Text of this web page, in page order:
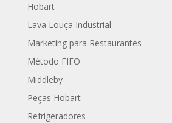
Hobart
Lava Louça Industrial
Marketing para Restaurantes
Método FIFO
Middleby
Peças Hobart
Refrigeradores